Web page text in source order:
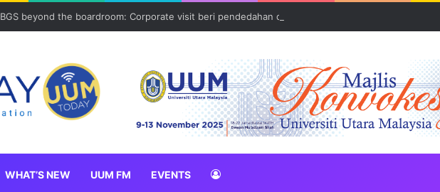
BGS beyond the boardroom: Corporate visit beri pendedahan dunia korporat kepada PELAJAR UUM
WHAT’S NEW UUM FM EVENTS